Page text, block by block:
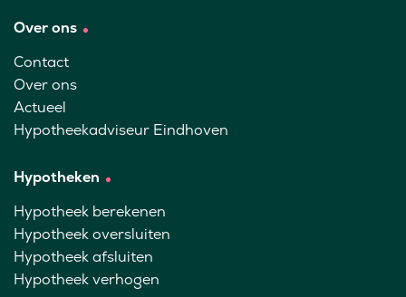
Over ons
Contact
Over ons
Actueel
Hypotheekadviseur Eindhoven
Hypotheken
Hypotheek berekenen
Hypotheek oversluiten
Hypotheek afsluiten
Hypotheek verhogen